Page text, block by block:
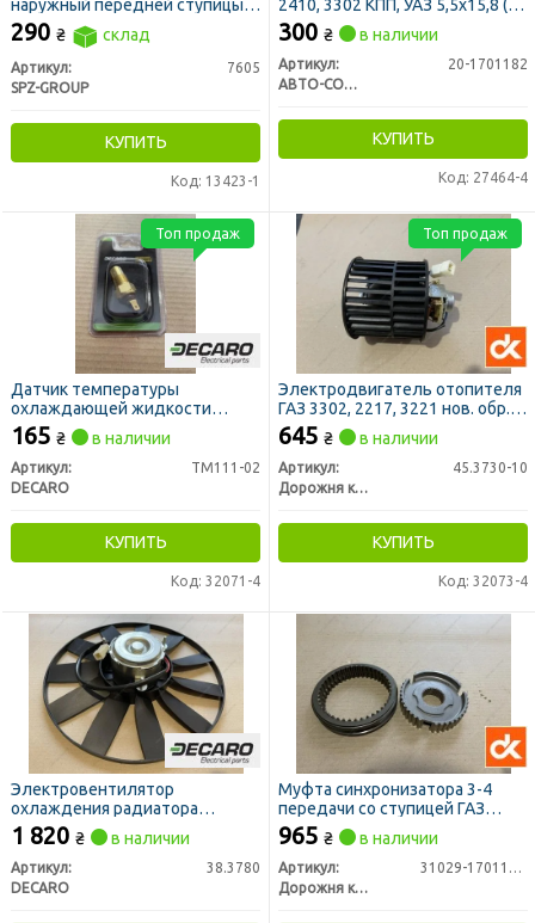
наружный передней ступицы
ГАЗ-3110 (SPZ)
290 ₴ склад
Артикул:
7605
SPZ-GROUP
КУПИТЬ
Код: 13423-1
2410, 3302 КПП, УАЗ 5,5х15,8 (к-
т 14шт)
300 ₴ в наличии
Артикул:
20-1701182
АВТО-СОЮЗ 88
КУПИТЬ
Код: 27464-4
Датчик температуры
охлаждающей жидкости
ВОЛГА, ГАЗЕЛЬ,СОБОЛЬ (t 105)
(DECARO)
165 ₴ в наличии
Артикул:
ТМ111-02
DECARO
КУПИТЬ
Код: 32071-4
Топ продаж
Электродвигатель отопителя
ГАЗ 3302, 2217, 3221 нов. обр.
12В 90Вт (ДК)
645 ₴ в наличии
Артикул:
45.3730-10
Дорожня карта
КУПИТЬ
Код: 32073-4
Топ продаж
Электровентилятор
охлаждения радиатора
ГАЗЕЛЬ, ГАЗ 3110 (ЗМЗ 406) 12В
(DECARO)
1 820 ₴ в наличии
Артикул:
38.3780
DECARO
Муфта синхронизатора 3-4
передачи со ступицей ГАЗ
31029, 3302 (ДК)
965 ₴ в наличии
Артикул:
31029-1701116В
Дорожня карта